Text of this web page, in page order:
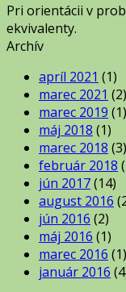
Pri orientácii v
ekvivalenty.
Archív
apríl 2021 (1)
marec 2021 (2)
marec 2019 (1)
máj 2018 (1)
marec 2018 (3)
február 2018
jún 2017(14)
august 2016
jún 2016 (2)
máj 2016 (1)
marec 2016 (1)
január 2016